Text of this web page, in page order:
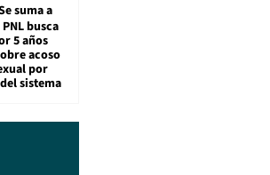
suma a
busca
5 años
acoso
por
sistema